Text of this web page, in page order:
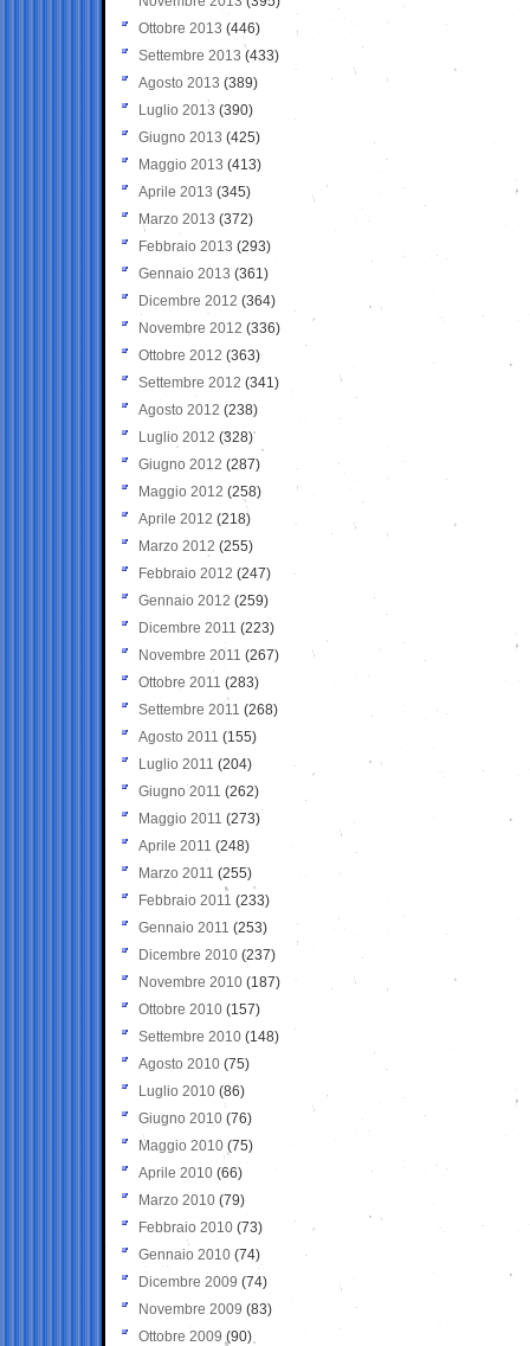
Ottobre 2013 (446)
Settembre 2013 (433)
Agosto 2013 (389)
Luglio 2013 (390)
Giugno 2013 (425)
Maggio 2013 (413)
Aprile 2013 (345)
Marzo 2013 (372)
Febbraio 2013 (293)
Gennaio 2013 (361)
Dicembre 2012 (364)
Novembre 2012 (336)
Ottobre 2012 (363)
Settembre 2012 (341)
Agosto 2012 (238)
Luglio 2012 (328)
Giugno 2012 (287)
Maggio 2012 (258)
Aprile 2012 (218)
Marzo 2012 (255)
Febbraio 2012 (247)
Gennaio 2012 (259)
Dicembre 2011 (223)
Novembre 2011 (267)
Ottobre 2011 (283)
Settembre 2011 (268)
Agosto 2011 (155)
Luglio 2011 (204)
Giugno 2011 (262)
Maggio 2011 (273)
Aprile 2011 (248)
Marzo 2011 (255)
Febbraio 2011 (233)
Gennaio 2011 (253)
Dicembre 2010 (237)
Novembre 2010 (187)
Ottobre 2010 (157)
Settembre 2010 (148)
Agosto 2010 (75)
Luglio 2010 (86)
Giugno 2010 (76)
Maggio 2010 (75)
Aprile 2010 (66)
Marzo 2010 (79)
Febbraio 2010 (73)
Gennaio 2010 (74)
Dicembre 2009 (74)
Novembre 2009 (83)
Ottobre 2009 (90)